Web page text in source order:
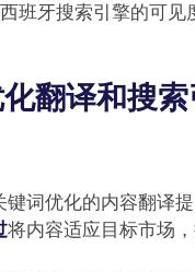
班牙搜索引擎的可见
翻译和搜
键词优化的内容翻译提
将内容适应目标市场